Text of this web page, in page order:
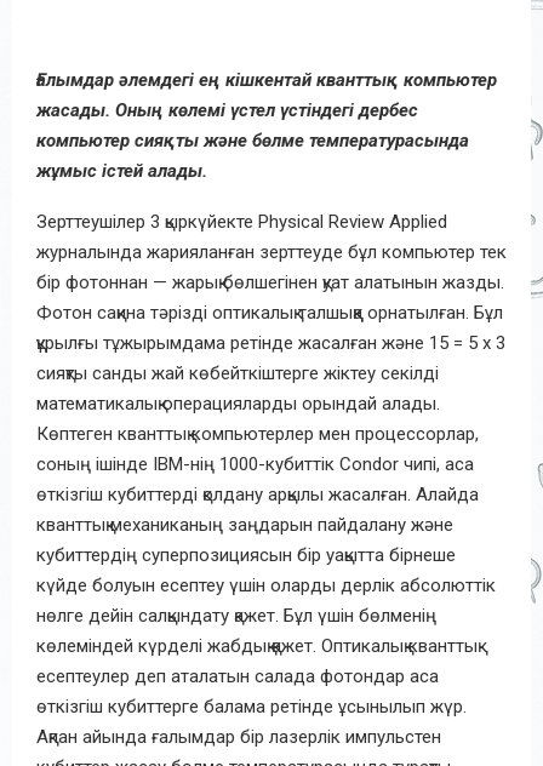
Ғалымдар әлемдегі ең кішкентай кванттық компьютер
жасады. Оның көлемі үстел үстіндегі дербес
компьютер сияқты және бөлме температурасында
жұмыс істей алады.
Зерттеушілер 3 қыркүйекте Physical Review Applied
журналында жарияланған зерттеуде бұл компьютер тек
бір фотоннан — жарық бөлшегінен қуат алатынын жазды.
Фотон сақина тәрізді оптикалық талшыққа орнатылған. Бұл
құрылғы тұжырымдама ретінде жасалған және 15 = 5 x 3
сияқты санды жай көбейткіштерге жіктеу секілді
математикалық операцияларды орындай алады.
Көптеген кванттық компьютерлер мен процессорлар,
соның ішінде IBM-нің 1000-кубиттік Condor чипі, аса
өткізгіш кубиттерді қолдану арқылы жасалған. Алайда
кванттық механиканың заңдарын пайдалану және
кубиттердің суперпозициясын бір уақытта бірнеше
күйде болуын есептеу үшін оларды дерлік абсолюттік
нөлге дейін салқындату қажет. Бұл үшін бөлменің
көлеміндей күрделі жабдық қажет. Оптикалық кванттық
есептеулер деп аталатын салада фотондар аса
өткізгіш кубиттерге балама ретінде ұсынылып жүр.
Ақпан айында ғалымдар бір лазерлік импульстен